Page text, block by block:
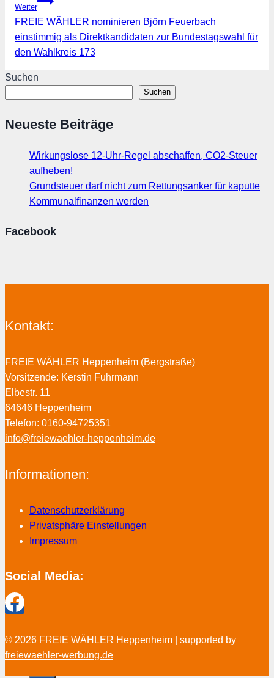
Weiter
FREIE WÄHLER nominieren Björn Feuerbach
einstimmig als Direktkandidaten zur Bundestagswahl für
den Wahlkreis 173
Suchen
Suchen
Neueste Beiträge
Wirkungslose 12-Uhr-Regel abschaffen, CO2-Steuer
aufheben!
Grundsteuer darf nicht zum Rettungsanker für kaputte
Kommunalfinanzen werden
Facebook
Kontakt:
FREIE WÄHLER Heppenheim (Bergstraße)
Vorsitzende: Kerstin Fuhrmann
Elbestr. 11
64646 Heppenheim
Telefon: 0160-94725351
info@freiewaehler-heppenheim.de
Informationen:
Datenschutzerklärung
Privatsphäre Einstellungen
Impressum
Social Media:
© 2026 FREIE WÄHLER Heppenheim | supported by
freiewaehler-werbung.de